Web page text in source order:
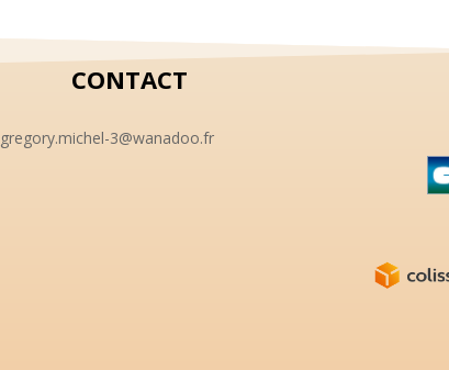
était :
5,00 €.
est :
3,00 €.
CONTACT
gregory.michel-3@wanadoo.fr